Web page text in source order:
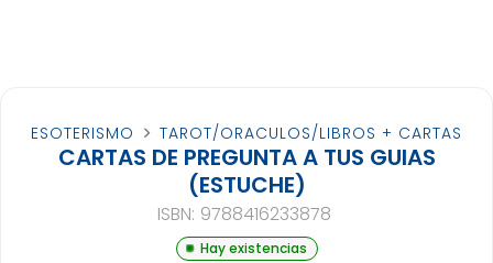
ESOTERISMO TAROT/ORACULOS/LIBROS + CARTAS
CARTAS DE PREGUNTA A TUS GUIAS
(ESTUCHE)
ISBN: 9788416233878
Hay existencias